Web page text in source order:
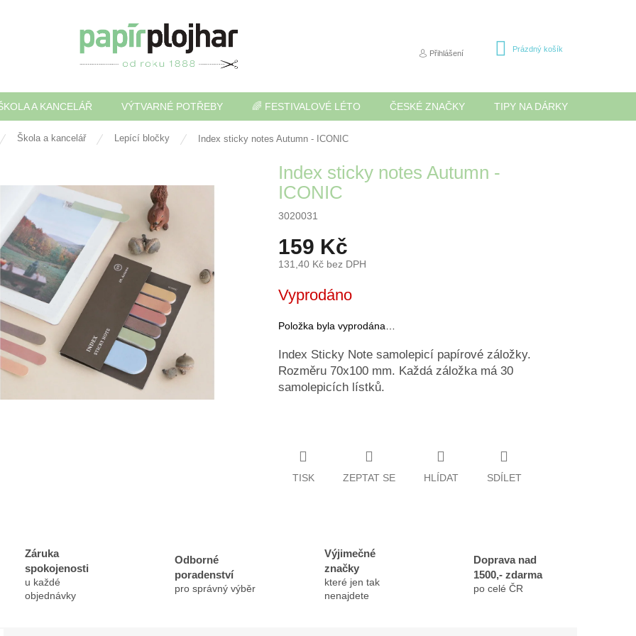
Přihlášení
NÁKUPNÍ
Prázdný košík
A KANCELÁŘ VÝTVARNÉ POTŘEBY 🌈 FESTIVALOVÉ LÉTO ČESKÉ ZNAČKY TIPY NA DÁRKY
Škola a kancelář Lepící bločky Index sticky notes Autumn - ICONIC
Index sticky notes Autumn -
ICONIC
3020031
159 Kč
131,40 Kč bez DPH
cena:
Vyprodáno
Položka byla vyprodána…
Index Sticky Note samolepicí papírové záložky.
Rozměru 70x100 mm. Každá záložka má 30
samolepicích lístků.
TISK ZEPTAT SE HLÍDAT SDÍLET
Záruka
spokojenosti
u každé
objednávky
Odborné
poradenství
pro správný výběr
Výjimečné
značky
které jen tak
nenajdete
Doprava nad
1500,- zdarma
po celé ČR